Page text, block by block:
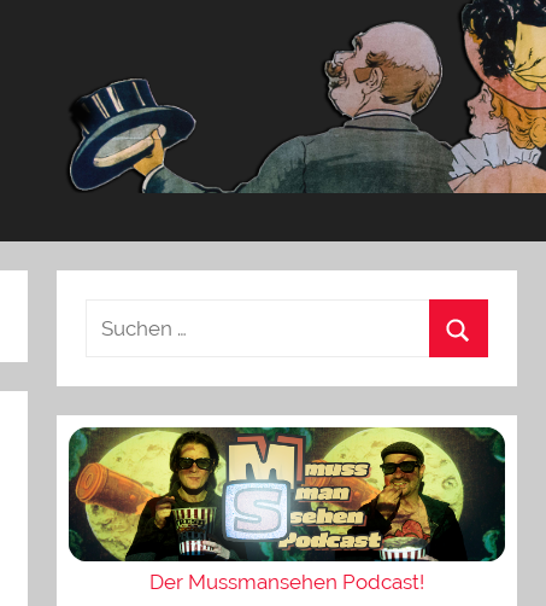
Der Mussmansehen Podcast!